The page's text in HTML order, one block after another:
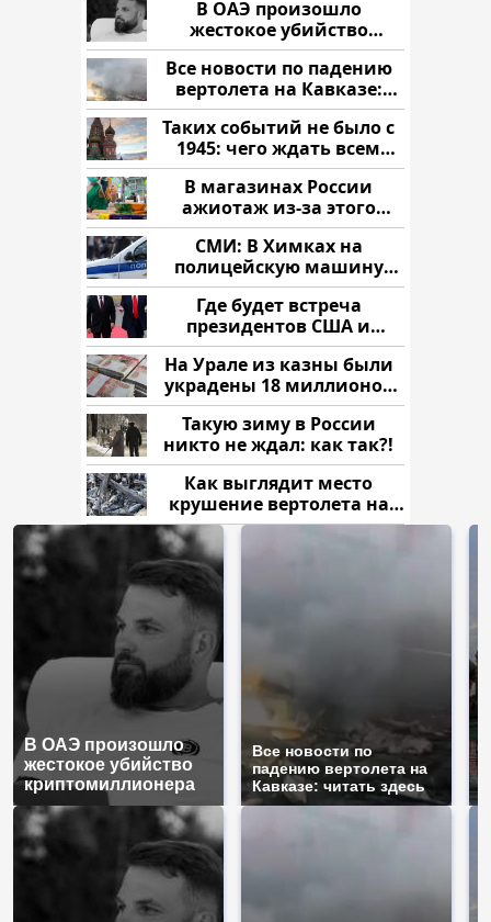
В ОАЭ произошло
жестокое убийство
криптомиллионера
Все новости по падению
вертолета на Кавказе:
читать здесь
Таких событий не было с
1945: чего ждать всем
нам?
В магазинах России
ажиотаж из-за этого
продукта: что купить?
СМИ: В Химках на
полицейскую машину
напали и подожгли.
Где будет встреча
президентов США и
России: Европа?
На Урале из казны были
украдены 18 миллионов
рублей
Такую зиму в России
никто не ждал: как так?!
Как выглядит место
крушение вертолета на
Кавказе: смотреть
В ОАЭ произошло
жестокое убийство
криптомиллионера
Все новости по
падению вертолета на
Кавказе: читать здесь